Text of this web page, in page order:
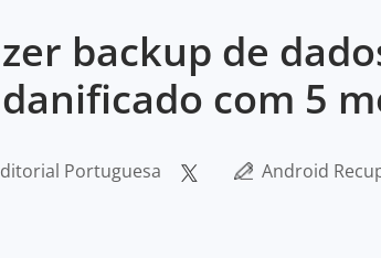
backup de
danificado com 5
Portuguesa Android